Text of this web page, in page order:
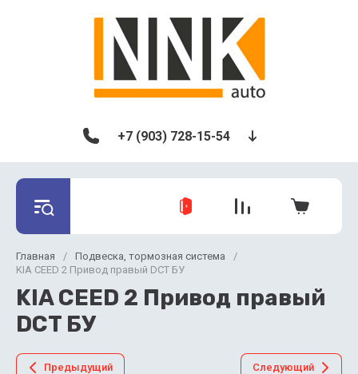
+7 (903) 728-15-54
Главная / Подвеска, тормозная система
/
KIA CEED 2 Привод правый DCT БУ
KIA CEED 2 Привод правый
DCT БУ
Предыдущий Следующий